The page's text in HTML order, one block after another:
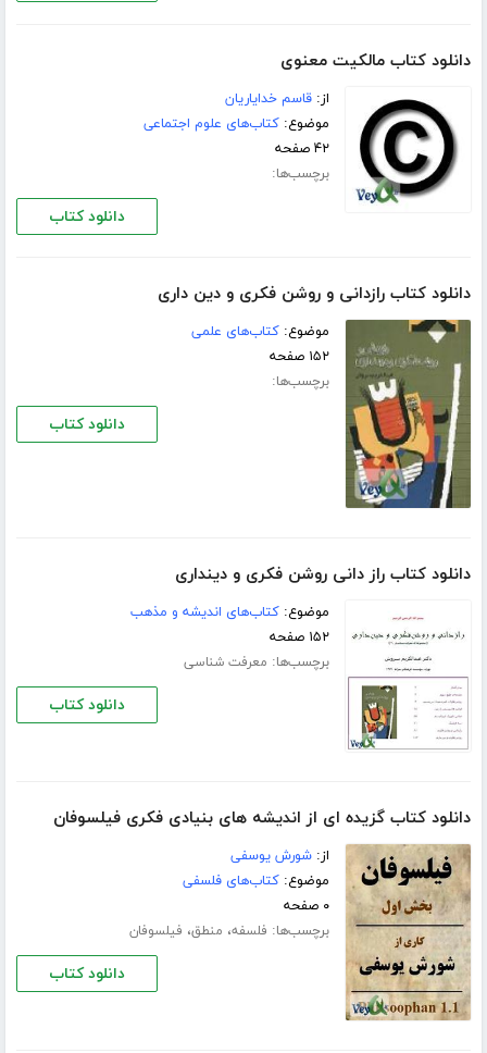
دانلود کتاب مالکیت معنوی
از:قاسم خدایاریان
موضوع:کتاب‌های علوم اجتماعی
۴۲ صفحه
برچسب‌ها:
دانلود کتاب
دانلود کتاب رازدانی و روشن فکری و دین داری
موضوع:کتاب‌های علمی
۱۵۲ صفحه
برچسب‌ها:
دانلود کتاب
دانلود کتاب راز دانی روشن فکری و دینداری
موضوع:کتاب‌های اندیشه و مذهب
۱۵۲ صفحه
برچسب‌ها: معرفت شناسی
دانلود کتاب
دانلود کتاب گزیده ای از اندیشه های بنیادی فکری فیلسوفان
از:شورش یوسفی
موضوع:کتاب‌های فلسفی
۰ صفحه
برچسب‌ها: فلسفه، منطق، فیلسوفان
دانلود کتاب